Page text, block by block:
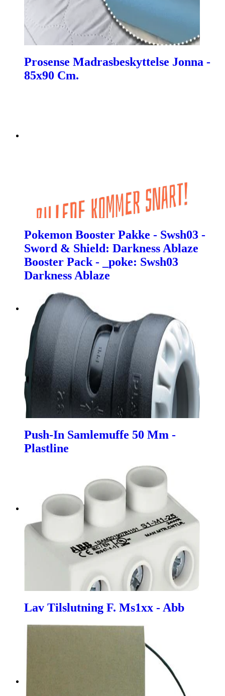
Prosense Madrasbeskyttelse Jonna -
85x90 Cm.
Pokemon Booster Pakke - Swsh03 -
Sword & Shield: Darkness Ablaze
Booster Pack - _poke: Swsh03
Darkness Ablaze
Push-In Samlemuffe 50 Mm -
Plastline
Lav Tilslutning F. Ms1xx - Abb